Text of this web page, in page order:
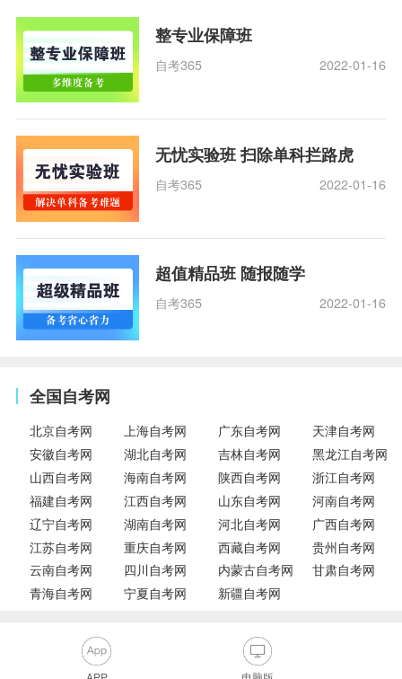
整专业保障班
自考365 2022-01-16
无忧实验班 扫除单科拦路虎
自考365 2022-01-16
超值精品班 随报随学
自考365 2022-01-16
全国自考网
北京自考网 上海自考网 广东自考网
天津自考网
安徽自考网
湖北自考网 吉林自考网
黑龙江自考网
山西自考网
海南自考网 陕西自考网
浙江自考网
福建自考网
江西自考网 山东自考网
河南自考网
辽宁自考网
湖南自考网 河北自考网
广西自考网
江苏自考网
重庆自考网 西藏自考网
贵州自考网
云南自考网
四川自考网 内蒙古自考网
甘肃自考网
青海自考网
宁夏自考网 新疆自考网